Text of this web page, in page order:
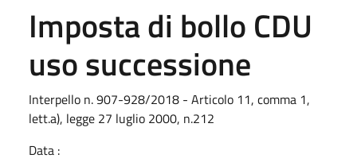
Imposta di bollo CDU
uso successione
Interpello n. 907-928/2018 - Articolo 11, comma 1,
lett.a), legge 27 luglio 2000, n.212
Data :